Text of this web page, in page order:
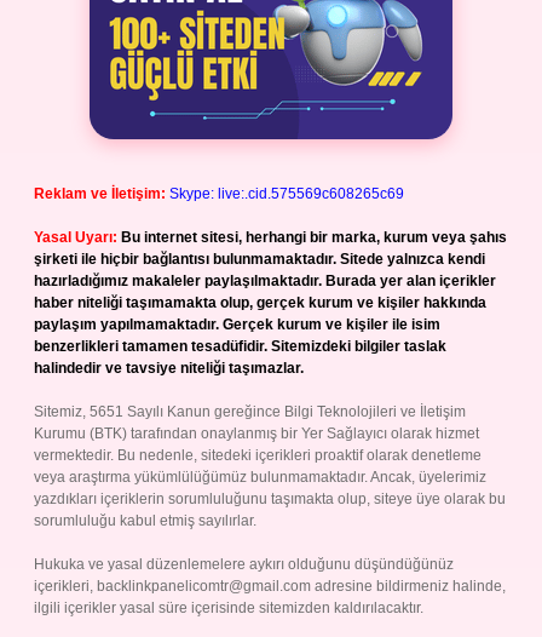
Reklam ve İletişim: Skype: live:.cid.575569c608265c69
Yasal Uyarı: Bu internet sitesi, herhangi bir marka, kurum veya şahıs
şirketi ile hiçbir bağlantısı bulunmamaktadır. Sitede yalnızca kendi
hazırladığımız makaleler paylaşılmaktadır. Burada yer alan içerikler
haber niteliği taşımamakta olup, gerçek kurum ve kişiler hakkında
paylaşım yapılmamaktadır. Gerçek kurum ve kişiler ile isim
benzerlikleri tamamen tesadüfidir. Sitemizdeki bilgiler taslak
halindedir ve tavsiye niteliği taşımazlar.
Sitemiz, 5651 Sayılı Kanun gereğince Bilgi Teknolojileri ve İletişim
Kurumu (BTK) tarafından onaylanmış bir Yer Sağlayıcı olarak hizmet
vermektedir. Bu nedenle, sitedeki içerikleri proaktif olarak denetleme
veya araştırma yükümlülüğümüz bulunmamaktadır. Ancak, üyelerimiz
yazdıkları içeriklerin sorumluluğunu taşımakta olup, siteye üye olarak bu
sorumluluğu kabul etmiş sayılırlar.
Hukuka ve yasal düzenlemelere aykırı olduğunu düşündüğünüz
içerikleri, backlinkpanelicomtr@gmail.com adresine bildirmeniz halinde,
ilgili içerikler yasal süre içerisinde sitemizden kaldırılacaktır.